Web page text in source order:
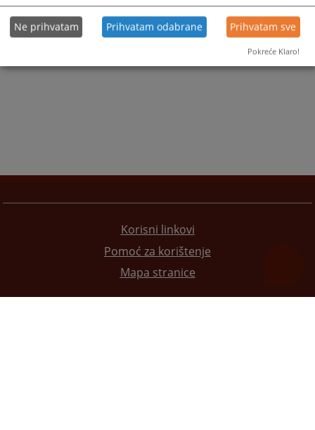
Korisni linkovi
Pomoć za korištenje
Mapa stranice
Ne prihvatam Prihvatam odabrane Prihvatam sve
Pokreće Klaro!